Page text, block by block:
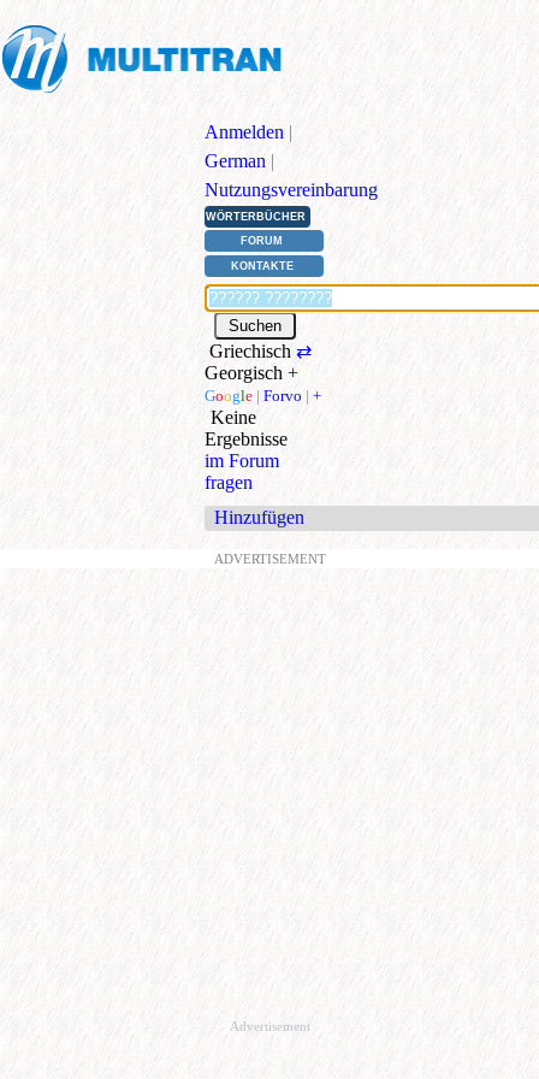
Anmelden |
German |
Nutzungsvereinbarung
WÖRTERBÜCHER
FORUM
KONTAKTE
Griechisch⇄
Georgisch +
Google | Forvo | +
Keine
Ergebnisse
im Forum
fragen
Hinzufügen
ADVERTISEMENT
Advertisement